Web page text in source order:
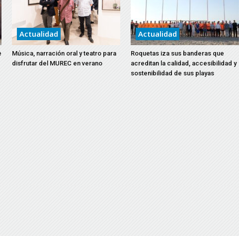
Actualidad
Música, narración oral y teatro para
disfrutar del MUREC en verano
Actualidad
Roquetas iza sus banderas que
acreditan la calidad, accesibilidad y
sostenibilidad de sus playas